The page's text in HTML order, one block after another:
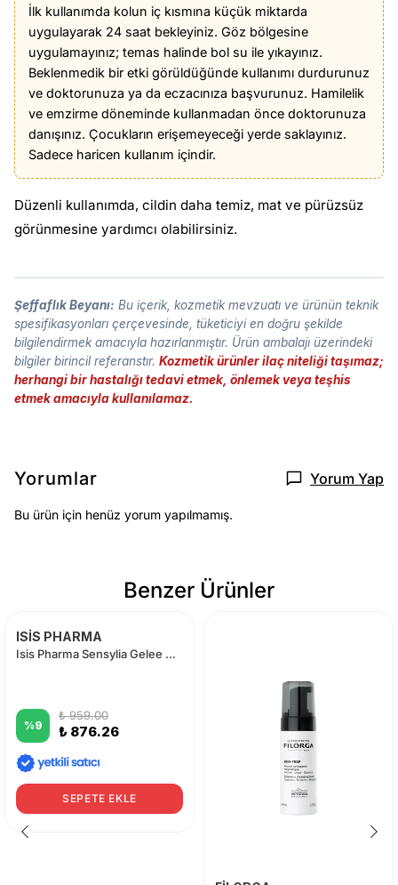
İlk kullanımda kolun iç kısmına küçük miktarda
uygulayarak 24 saat bekleyiniz. Göz bölgesine
uygulamayınız; temas halinde bol su ile yıkayınız.
Beklenmedik bir etki görüldüğünde kullanımı durdurunuz
ve doktorunuza ya da eczacınıza başvurunuz. Hamilelik
ve emzirme döneminde kullanmadan önce doktorunuza
danışınız. Çocukların erişemeyeceği yerde saklayınız.
Sadece haricen kullanım içindir.
Düzenli kullanımda, cildin daha temiz, mat ve pürüzsüz
görünmesine yardımcı olabilirsiniz.
Şeffaflık Beyanı: Bu içerik, kozmetik mevzuatı ve ürünün teknik
spesifikasyonları çerçevesinde, tüketiciyi en doğru şekilde
bilgilendirmek amacıyla hazırlanmıştır. Ürün ambalajı üzerindeki
bilgiler birincil referanstır. Kozmetik ürünler ilaç niteliği taşımaz;
herhangi bir hastalığı tedavi etmek, önlemek veya teşhis
etmek amacıyla kullanılamaz.
Yorumlar Yorum Yap
Bu ürün için henüz yorum yapılmamış.
Benzer Ürünler
ISİS PHARMA
Isis Pharma Sensylia Gelee Make-up Remover 250ml
%9
₺ 959.00
₺ 876.26
SEPETE EKLE